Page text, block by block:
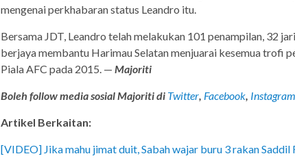
mengenai perkhabaran status Leandro itu.
Bersama JDT, Leandro telah melakukan 101 penampilan, 32
berjaya membantu Harimau Selatan menjuarai kesemua trofi
Piala AFC pada 2015. — Majoriti
Boleh follow media sosial Majoriti di Twitter, Facebook, Instagram
Artikel Berkaitan:
[VIDEO] Jika mahu jimat duit, Sabah wajar buru 3 rakan Saddil